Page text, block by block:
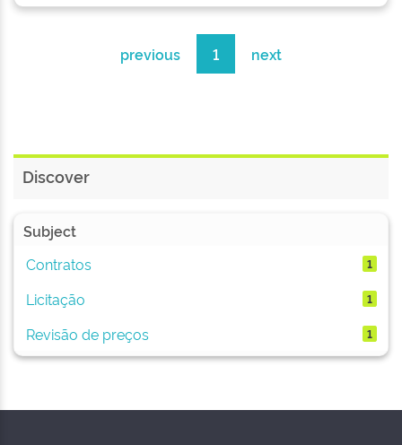
previous 1 next
Discover
Subject
Contratos
1
Licitação 1
Revisão de preços 1